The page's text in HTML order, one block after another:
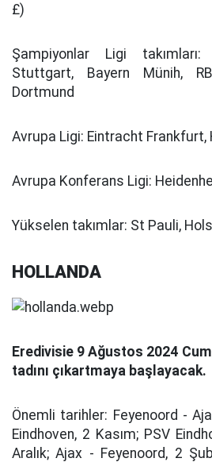
£)
Şampiyonlar Ligi takımları:
Stuttgart, Bayern Münih,
Dortmund
Avrupa Ligi: Eintracht Frankfurt,
Avrupa Konferans Ligi:
Yükselen takımlar: St Pauli,
HOLLANDA
Eredivisie 9 Ağustos 2024
tadını çıkartmaya başlayacak.
Önemli tarihler: Feyenoord -
Eindhoven, 2 Kasım; PSV
Aralık; Ajax - Feyenoord, 2